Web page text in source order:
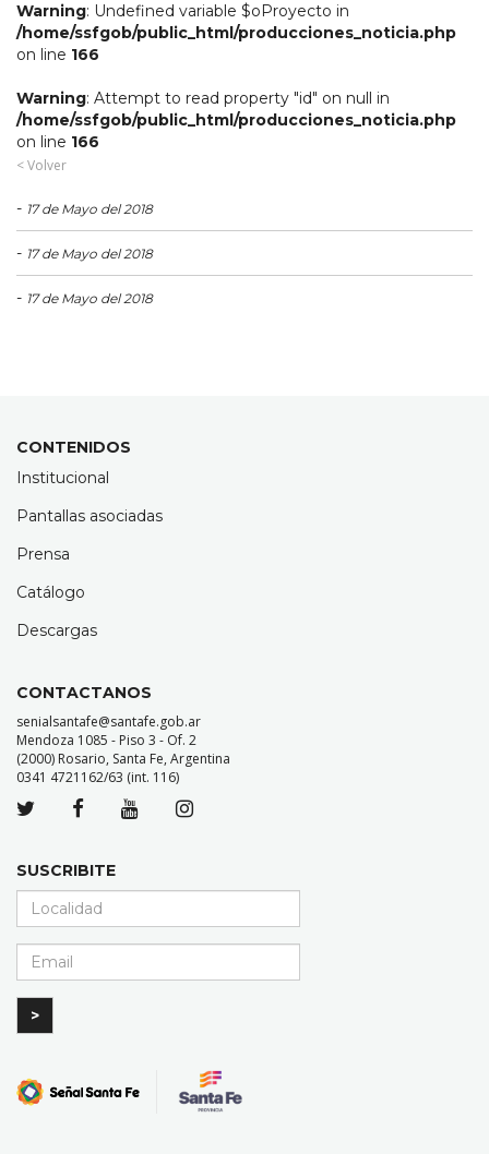
Warning: Undefined variable $oProyecto in
/home/ssfgob/public_html/producciones_noticia.php
on line 166
Warning: Attempt to read property "id" on null in
/home/ssfgob/public_html/producciones_noticia.php
on line 166
< Volver
- 17 de Mayo del 2018
- 17 de Mayo del 2018
- 17 de Mayo del 2018
CONTENIDOS
Institucional
Pantallas asociadas
Prensa
Catálogo
Descargas
CONTACTANOS
senialsantafe@santafe.gob.ar
Mendoza 1085 - Piso 3 - Of. 2
(2000) Rosario, Santa Fe, Argentina
0341 4721162/63 (int. 116)
SUSCRIBITE
>